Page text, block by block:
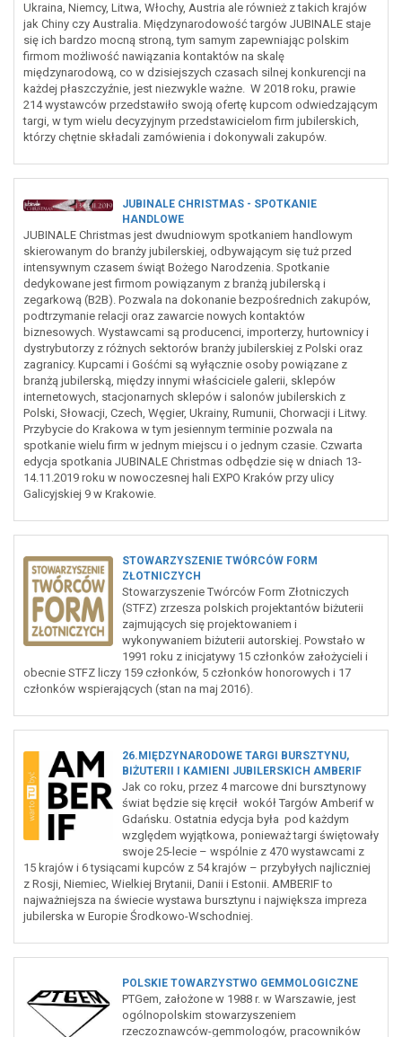
Ukraina, Niemcy, Litwa, Włochy, Austria ale również z takich krajów
jak Chiny czy Australia. Międzynarodowość targów JUBINALE staje
się ich bardzo mocną stroną, tym samym zapewniając polskim
firmom możliwość nawiązania kontaktów na skalę
międzynarodową, co w dzisiejszych czasach silnej konkurencji na
każdej płaszczyźnie, jest niezwykle ważne. W 2018 roku, prawie
214 wystawców przedstawiło swoją ofertę kupcom odwiedzającym
targi, w tym wielu decyzyjnym przedstawicielom firm jubilerskich,
którzy chętnie składali zamówienia i dokonywali zakupów.
JUBINALE CHRISTMAS - SPOTKANIE
HANDLOWE
JUBINALE Christmas jest dwudniowym spotkaniem handlowym
skierowanym do branży jubilerskiej, odbywającym się tuż przed
intensywnym czasem świąt Bożego Narodzenia. Spotkanie
dedykowane jest firmom powiązanym z branżą jubilerską i
zegarkową (B2B). Pozwala na dokonanie bezpośrednich zakupów,
podtrzymanie relacji oraz zawarcie nowych kontaktów
biznesowych. Wystawcami są producenci, importerzy, hurtownicy i
dystrybutorzy z różnych sektorów branży jubilerskiej z Polski oraz
zagranicy. Kupcami i Gośćmi są wyłącznie osoby powiązane z
branżą jubilerską, między innymi właściciele galerii, sklepów
internetowych, stacjonarnych sklepów i salonów jubilerskich z
Polski, Słowacji, Czech, Węgier, Ukrainy, Rumunii, Chorwacji i Litwy.
Przybycie do Krakowa w tym jesiennym terminie pozwala na
spotkanie wielu firm w jednym miejscu i o jednym czasie. Czwarta
edycja spotkania JUBINALE Christmas odbędzie się w dniach 13-
14.11.2019 roku w nowoczesnej hali EXPO Kraków przy ulicy
Galicyjskiej 9 w Krakowie.
STOWARZYSZENIE TWÓRCÓW FORM
ZŁOTNICZYCH
Stowarzyszenie Twórców Form Złotniczych
(STFZ) zrzesza polskich projektantów biżuterii
zajmujących się projektowaniem i
wykonywaniem biżuterii autorskiej. Powstało w
1991 roku z inicjatywy 15 członków założycieli i
obecnie STFZ liczy 159 członków, 5 członków honorowych i 17
członków wspierających (stan na maj 2016).
26.MIĘDZYNARODOWE TARGI BURSZTYNU,
BIŻUTERII I KAMIENI JUBILERSKICH AMBERIF
Jak co roku, przez 4 marcowe dni bursztynowy
świat będzie się kręcił wokół Targów Amberif w
Gdańsku. Ostatnia edycja była pod każdym
względem wyjątkowa, ponieważ targi świętowały
swoje 25-lecie – wspólnie z 470 wystawcami z
15 krajów i 6 tysiącami kupców z 54 krajów – przybyłych najliczniej
z Rosji, Niemiec, Wielkiej Brytanii, Danii i Estonii. AMBERIF to
najważniejsza na świecie wystawa bursztynu i największa impreza
jubilerska w Europie Środkowo-Wschodniej.
POLSKIE TOWARZYSTWO GEMMOLOGICZNE
PTGem, założone w 1988 r. w Warszawie, jest
ogólnopolskim stowarzyszeniem
rzeczoznawców-gemmologów, pracowników